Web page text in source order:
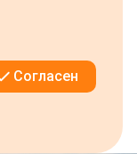
Согласен